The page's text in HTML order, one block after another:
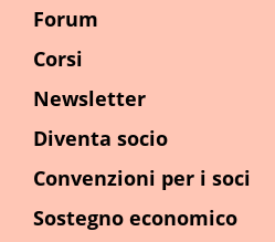
Forum
Corsi
Newsletter
Diventa socio
Convenzioni per i soci
Sostegno economico